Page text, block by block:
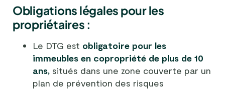
Obligations légales pour les
propriétaires :
Le DTG est obligatoire pour les
immeubles en copropriété de plus de 10
ans, situés dans une zone couverte par un
plan de prévention des risques